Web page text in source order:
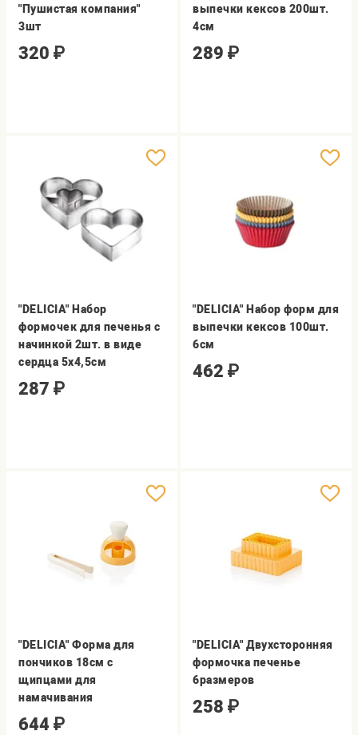
"Пушистая компания"
3шт
320 ₽
выпечки кексов 200шт.
4см
289 ₽
"DELICIA" Набор
формочек для печенья с
начинкой 2шт. в виде
сердца 5х4,5см
287 ₽
"DELICIA" Набор форм для
выпечки кексов 100шт.
6см
462 ₽
"DELICIA" Форма для
пончиков 18см с
щипцами для
намачивания
644 ₽
"DELICIA" Двухсторонняя
формочка печенье
6размеров
258 ₽